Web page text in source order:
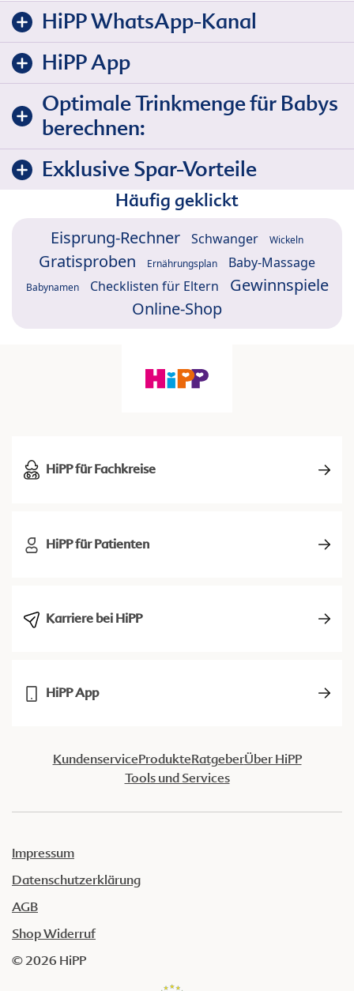
HiPP WhatsApp-Kanal
HiPP App
Optimale Trinkmenge für Babys
berechnen:
Exklusive Spar-Vorteile
Häufig geklickt
Eisprung-Rechner Schwanger Wickeln
Gratisproben Ernährungsplan Baby-Massage
Babynamen Checklisten für Eltern
Gewinnspiele
Online-Shop
HiPP für Fachkreise
HiPP für Patienten
Karriere bei HiPP
HiPP App
KundenserviceProdukteRatgeberÜber HiPP
Tools und Services
Impressum
Datenschutzerklärung
AGB
Shop Widerruf
© 2026 HiPP